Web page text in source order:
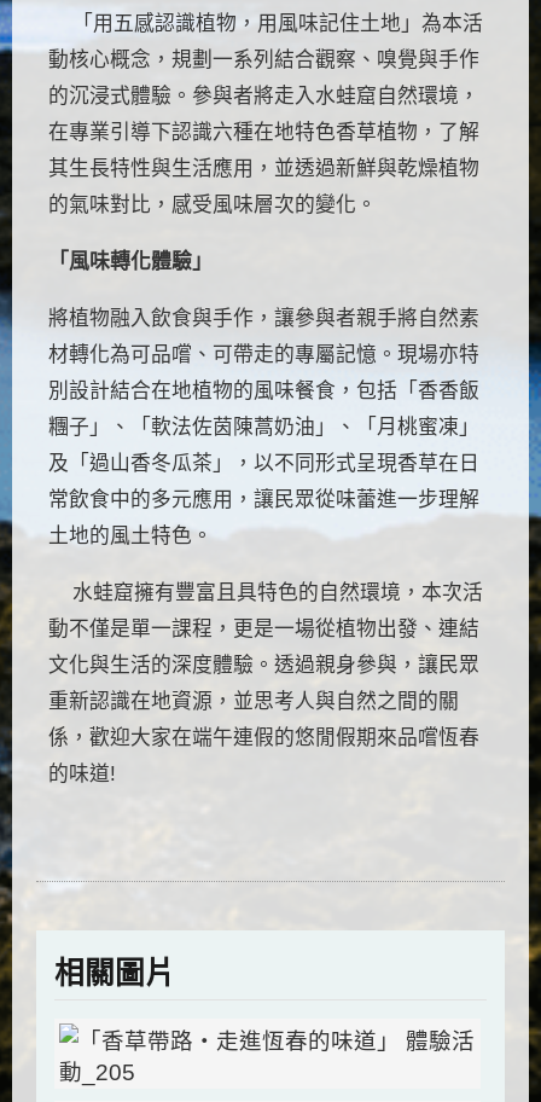
「用五感認識植物，用風味記住土地」為本活
動核心概念，規劃一系列結合觀察、嗅覺與手作
的沉浸式體驗。參與者將走入水蛙窟自然環境，
在專業引導下認識六種在地特色香草植物，了解
其生長特性與生活應用，並透過新鮮與乾燥植物
的氣味對比，感受風味層次的變化。
「風味轉化體驗」
將植物融入飲食與手作，讓參與者親手將自然素
材轉化為可品嚐、可帶走的專屬記憶。現場亦特
別設計結合在地植物的風味餐食，包括「香香飯
糰子」、「軟法佐茵陳蒿奶油」、「月桃蜜凍」
及「過山香冬瓜茶」，以不同形式呈現香草在日
常飲食中的多元應用，讓民眾從味蕾進一步理解
土地的風土特色。
水蛙窟擁有豐富且具特色的自然環境，本次活
動不僅是單一課程，更是一場從植物出發、連結
文化與生活的深度體驗。透過親身參與，讓民眾
重新認識在地資源，並思考人與自然之間的關
係，歡迎大家在端午連假的悠閒假期來品嚐恆春
的味道!
相關圖片